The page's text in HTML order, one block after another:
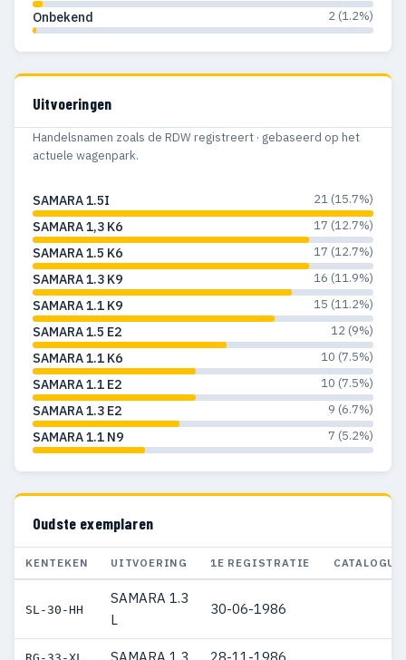
Onbekend 2 (1.2%)
Uitvoeringen
Handelsnamen zoals de RDW registreert · gebaseerd op het
actuele wagenpark.
SAMARA 1.5I 21 (15.7%)
SAMARA 1,3 K6 17 (12.7%)
SAMARA 1.5 K6 17 (12.7%)
SAMARA 1.3 K9 16 (11.9%)
SAMARA 1.1 K9 15 (11.2%)
SAMARA 1.5 E2 12 (9%)
SAMARA 1.1 K6 10 (7.5%)
SAMARA 1.1 E2 10 (7.5%)
SAMARA 1.3 E2 9 (6.7%)
SAMARA 1.1 N9 7 (5.2%)
Oudste exemplaren
KENTEKEN UITVOERING 1E REGISTRATIE
SL-30-HH
SAMARA 1.3
L
30-06-1986